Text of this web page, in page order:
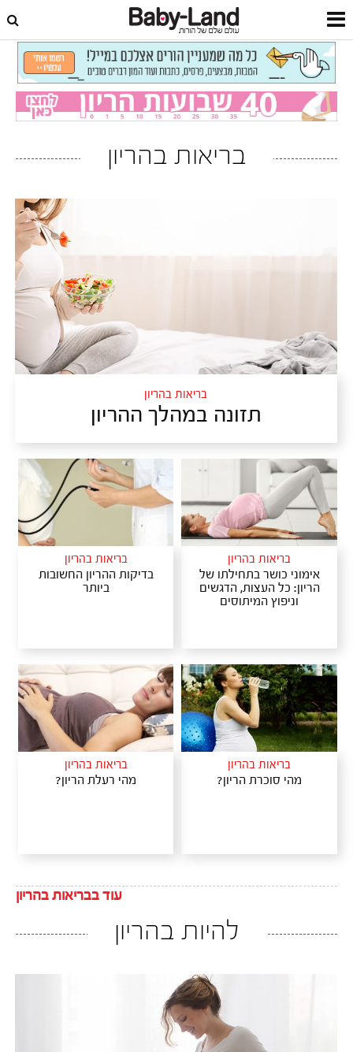
בריאות בהריון
בריאות בהריון
תזונה במהלך ההריון
בריאות בהריון
אימוני כושר בתחילתו של
הריון: כל העצות, הדגשים
וניפוץ המיתוסים
בריאות בהריון
בדיקות ההריון החשובות
ביותר
בריאות בהריון
מהי סוכרת הריון?
בריאות בהריון
מהי רעלת הריון?
עוד בבריאות בהריון
להיות בהריון